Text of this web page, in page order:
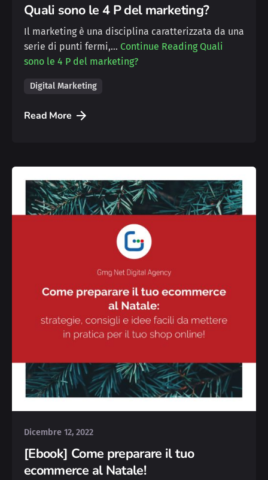
Quali sono le 4 P del marketing?
Il marketing è una disciplina caratterizzata da una
serie di punti fermi,… Continue ReadingQuali
sono le 4 P del marketing?
Digital Marketing
Read More
Posted by
Deborah
Dicembre 12, 2022
[Ebook] Come preparare il tuo
ecommerce al Natale!